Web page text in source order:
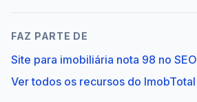
FAZ PARTE DE
Site para imobiliária nota 98 no SEO
Ver todos os recursos do ImobTotal